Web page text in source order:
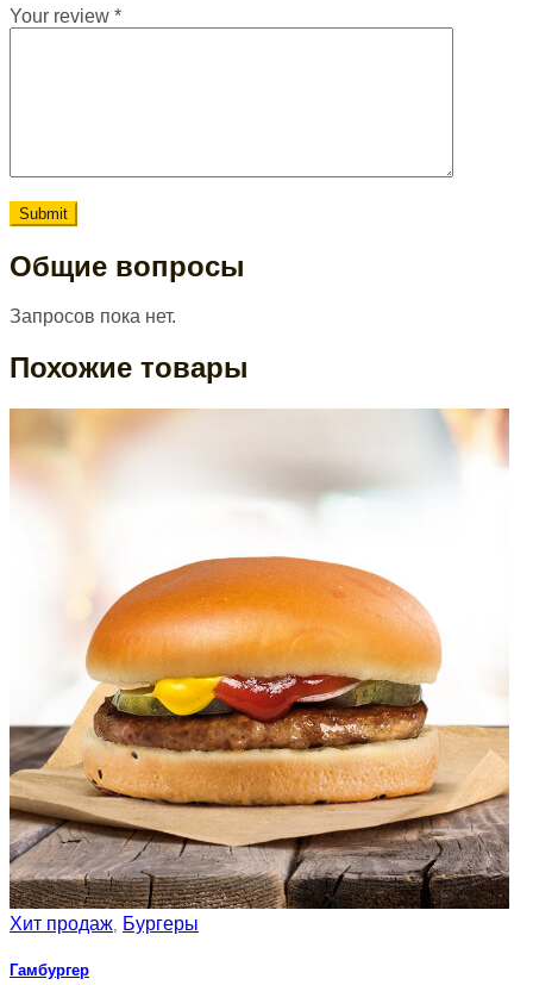
Your review *
Общие вопросы
Запросов пока нет.
Похожие товары
Хит продаж, Бургеры
Гамбургер